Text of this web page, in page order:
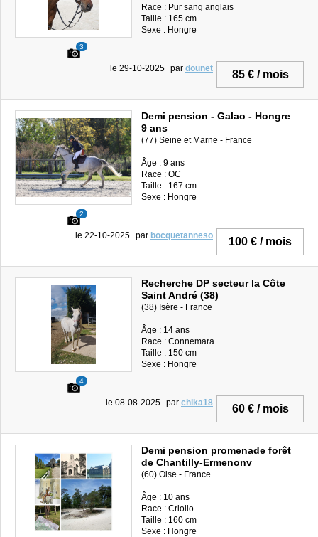
3
Race : Pur sang anglais
Taille : 165 cm
Sexe : Hongre
85 € / mois
le 29-10-2025 par dounet
2
Demi pension - Galao - Hongre
9 ans
(77) Seine et Marne - France
Âge : 9 ans
Race : OC
Taille : 167 cm
Sexe : Hongre
100 € / mois
le 22-10-2025 par bocquetanneso
4
Recherche DP secteur la Côte
Saint André (38)
(38) Isère - France
Âge : 14 ans
Race : Connemara
Taille : 150 cm
Sexe : Hongre
60 € / mois
le 08-08-2025 par chika18
Demi pension promenade forêt
de Chantilly-Ermenonv
(60) Oise - France
Âge : 10 ans
Race : Criollo
Taille : 160 cm
Sexe : Hongre